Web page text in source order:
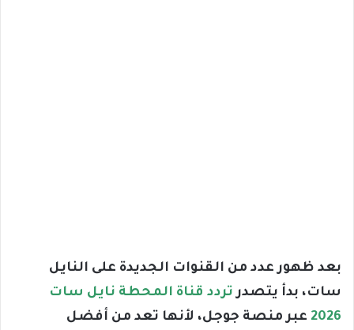
بعد ظهور عدد من القنوات الجديدة على النايل
سات، بدأ يتصدر تردد قناة المحطة نايل سات
2026 عبر منصة جوجل، لأنها تعد من أفضل